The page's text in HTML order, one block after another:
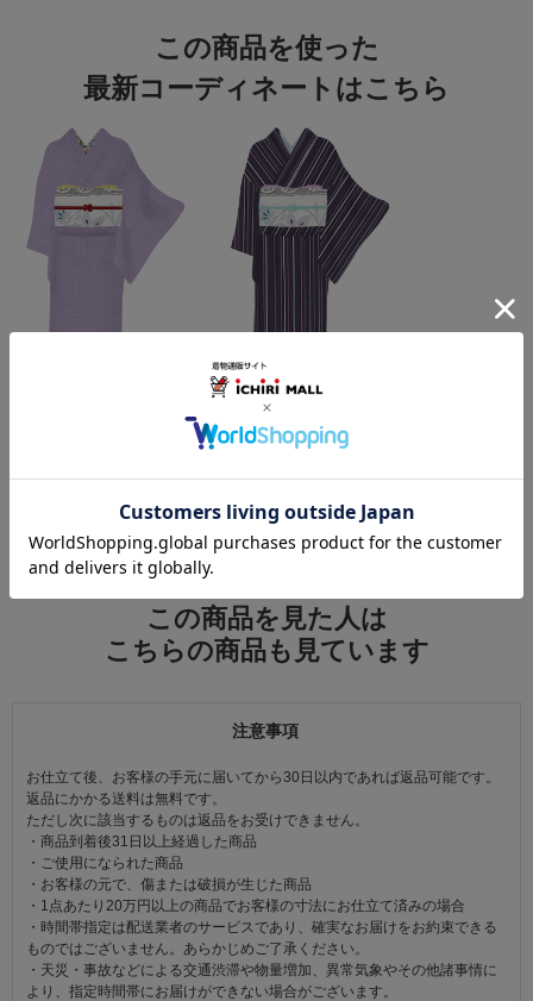
この商品を使った
最新コーディネートはこちら
すべてのコーディネートを見る
この商品を見た人は
こちらの商品も見ています
注意事項
お仕立て後、お客様の手元に届いてから30日以内であれば返品可能です。
返品にかかる送料は無料です。
ただし次に該当するものは返品をお受けできません。
・商品到着後31日以上経過した商品
・ご使用になられた商品
・お客様の元で、傷または破損が生じた商品
・1点あたり20万円以上の商品でお客様の寸法にお仕立て済みの場合
・時間帯指定は配送業者のサービスであり、確実なお届けをお約束できる
ものではございません。あらかじめご了承ください。
・天災・事故などによる交通渋滞や物量増加、異常気象やその他諸事情に
より、指定時間帯にお届けができない場合がございます。